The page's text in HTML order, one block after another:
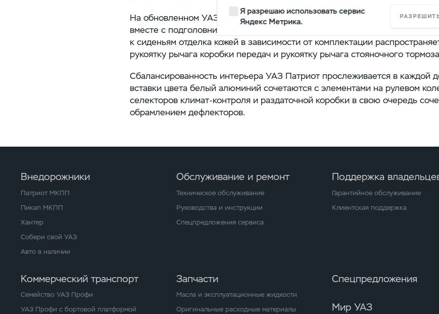
На обновленном УАЗ Патриот доступна кожаная отделка сидений,
вместе с подголовниками выполнена из перфорированной натуральной
к сиденьям отделка кожей в зависимости от комплектации
рукоятку рычага коробки передач и рукоятку рычага стояночного
Сбалансированность интерьера УАЗ Патриот прослеживается в каждой
вставки цвета белый алюминий сочетаются с элементами на рулевом
селекторов климат-контроляи раздаточной коробки в свою очередь
обрамлением дефлекторов.
Внедорожники
Патриот МКПП
Пикап МКПП
Хантер
Собери свой УАЗ
Авто в наличии
Обслуживание и ремонт
Техническое обслуживание
Руководства и инструкции
Спецпредложения сервиса
Поддержка
Гарантийное обслуживание
Клиентская поддержка
Коммерческий транспорт
Семейство УАЗ Профи
УАЗ Профи с бортовой платформой
Запчасти
Масла и эксплуатационные жидкости
Оригинальные расходные материалы
Спецпредложения
Мир УАЗ
Я разрешаю использовать сервис
Яндекс Метрика.